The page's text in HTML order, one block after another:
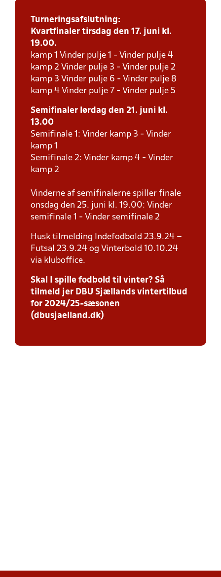
Turneringsafslutning:
Kvartfinaler tirsdag den 17. juni kl.
19.00.
kamp 1 Vinder pulje 1 - Vinder pulje 4
kamp 2 Vinder pulje 3 - Vinder pulje 2
kamp 3 Vinder pulje 6 - Vinder pulje 8
kamp 4 Vinder pulje 7 - Vinder pulje 5
Semifinaler lørdag den 21. juni kl.
13.00
Semifinale 1: Vinder kamp 3 - Vinder
kamp 1
Semifinale 2: Vinder kamp 4 - Vinder
kamp 2
Vinderne af semifinalerne spiller finale
onsdag den 25. juni kl. 19.00: Vinder
semifinale 1 - Vinder semifinale 2
Husk tilmelding Indefodbold 23.9.24 –
Futsal 23.9.24 og Vinterbold 10.10.24
via kluboffice.
Skal I spille fodbold til vinter? Så
tilmeld jer DBU Sjællands vintertilbud
for 2024/25-sæsonen
(dbusjaelland.dk)